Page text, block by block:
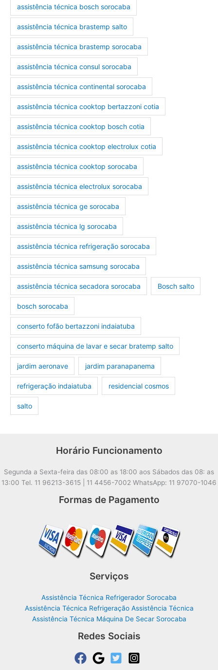
assistência técnica bosch sorocaba
assistência técnica brastemp salto
assistência técnica brastemp sorocaba
assistência técnica consul sorocaba
assistência técnica continental sorocaba
assistência técnica cooktop bertazzoni cotia
assistência técnica cooktop bosch cotia
assistência técnica cooktop electrolux cotia
assistência técnica cooktop sorocaba
assistência técnica electrolux sorocaba
assistência técnica ge sorocaba
assistência técnica lg sorocaba
assistência técnica refrigeração sorocaba
assistência técnica samsung sorocaba
assistência técnica secadora sorocaba Bosch salto
bosch sorocaba
conserto fofão bertazzoni indaiatuba
conserto máquina de lavar e secar bratemp salto
jardim aeronave jardim paranapanema
refrigeração indaiatuba residencial cosmos
salto
Horário Funcionamento
Segunda a Sexta-feira das 08:00 as 18:00 aos Sábados das 08: as
13:00 Tel. 11 96213-3615 | 11 4456-7002 WhatsApp: 11 97070-1046
Formas de Pagamento
Serviços
Assistência Técnica Refrigerador Sorocaba
Assistência Técnica Refrigeração Assistência Técnica
Assistência Técnica Máquina De Secar Sorocaba
Redes Sociais